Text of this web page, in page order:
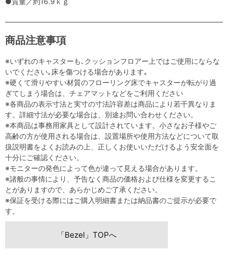
商品注意事項
※いずれのキャスターも､クッションフロアー上ではご使用にならな
いでください｡床を傷つける場合があります｡
※硬くて滑りやすい材質のフローリング床でキャスターが転がり過
ぎてしまう場合は、チェアマットなどをご利用ください
※各商品の表示寸法と実寸の寸法許容差は商品により若干異なりま
す。詳細寸法が必要な場合は、別途お問い合わせください。
※本商品は事務用家具として設計されています。小さなお子様やご
高齢の方が使用される場合は、設置場所や使用方法などについて取
扱説明書をよくお読みの上、正しくお使いいただけるよう安全面を
十分にご確認ください。
※モニターの発色によって色が違って見える場合があります。
※諸般の事情により、予告なく商品の価格および仕様を変更するこ
とがありますので、あらかじめご了承ください。
※保証を受ける際にはご購入明細書または納品書のご提示が必要で
す。
「Bezel」TOPへ